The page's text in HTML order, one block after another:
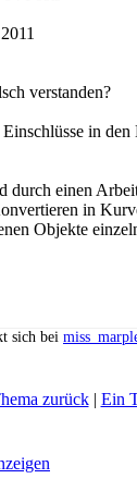
verstanden?
in
durch einen
in
Objekte
sich bei
zurück| Ein